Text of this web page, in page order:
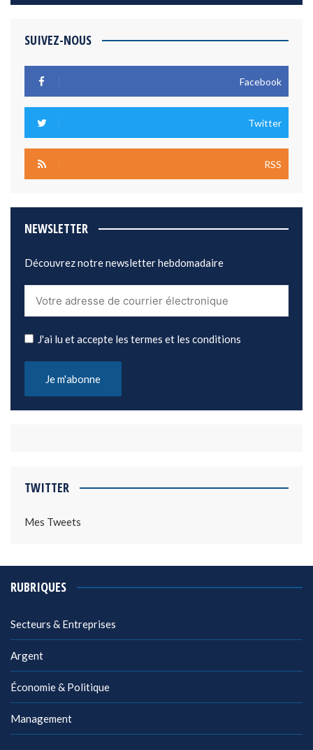
SUIVEZ-NOUS
Facebook
Twitter
RSS
NEWSLETTER
Découvrez notre newsletter hebdomadaire
J'ai lu et accepte les termes et les conditions
TWITTER
Mes Tweets
RUBRIQUES
Secteurs & Entreprises
Argent
Économie & Politique
Management